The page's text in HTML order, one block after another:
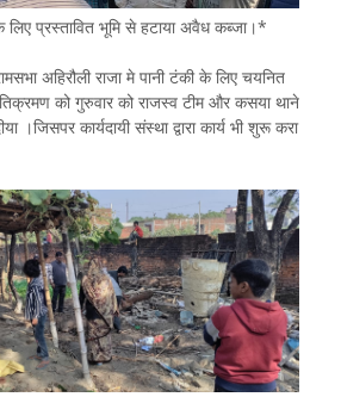
लिए प्रस्तावित भूमि से हटाया अवैध कब्जा।*
अहिरौली राजा मे पानी टंकी के लिए चयनित
को गुरुवार को राजस्व टीम और कसया थाने
।जिसपर कार्यदायी संस्था द्वारा कार्य भी शुरू करा